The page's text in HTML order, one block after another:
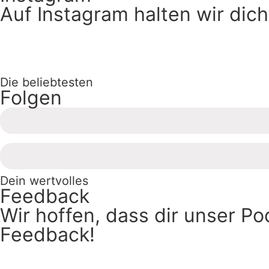
Auf Instagram halten wir
Die beliebtesten
Folgen
Dein wertvolles
Feedback
Wir hoffen, dass dir unser
Feedback!